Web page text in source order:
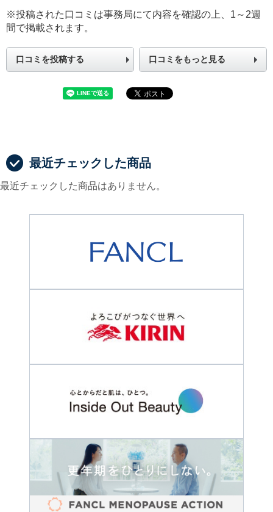
※投稿された口コミは事務局にて内容を確認の上、1～2週
間で掲載されます。
口コミを投稿する 口コミをもっと見る
最近チェックした商品
最近チェックした商品はありません。